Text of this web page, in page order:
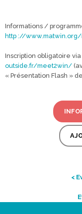
Informations /
http ://
Inscription obligatoire
outside.fr/meet2win/
« Présentation Flash »
<